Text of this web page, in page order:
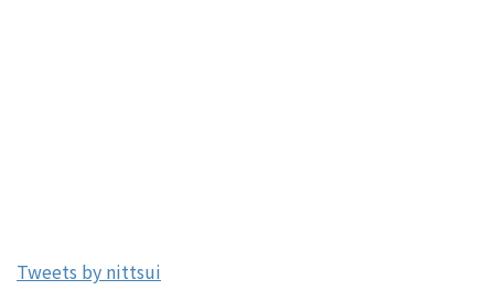
Tweets by nittsui